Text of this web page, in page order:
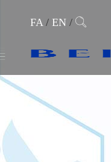
FA/ EN/